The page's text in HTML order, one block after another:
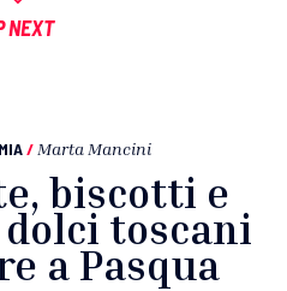
NEXT
/ Marta Mancini
biscotti e
toscani
a Pasqua